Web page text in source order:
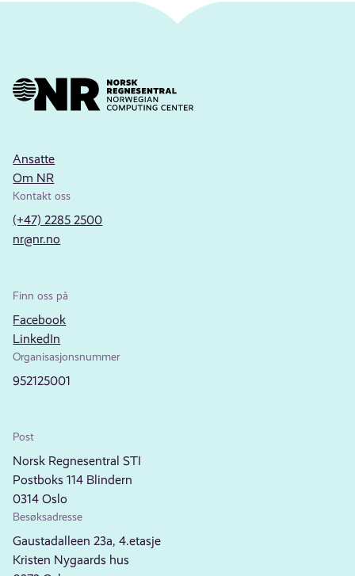
Ansatte
Om NR
Kontakt oss
(+47) 2285 2500
nr@nr.no
Finn oss på
Facebook
LinkedIn
Organisasjonsnummer
952125001
Post
Norsk Regnesentral STI
Postboks 114 Blindern
0314 Oslo
Besøksadresse
Gaustadalleen 23a, 4.etasje
Kristen Nygaards hus